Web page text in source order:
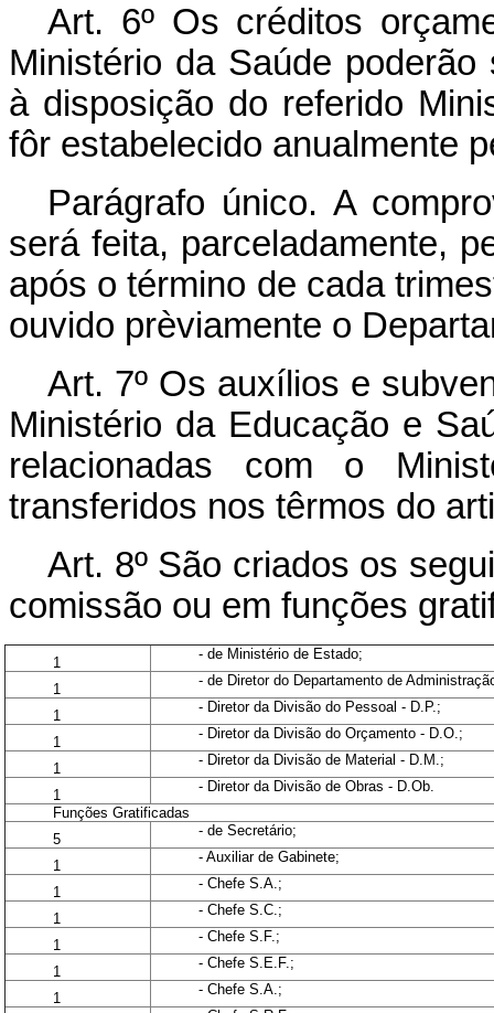
Art. 6º Os créditos
Ministério da Saúde
à disposição do referido
fôr estabelecido anualmente
Parágrafo único. A
será feita, parceladamente,
após o término de cada
ouvido prèviamente o
Art. 7º Os auxílios e
Ministério da Educação e
relacionadas com o
transferidos nos têrmos do
Art. 8º São criados os
comissão ou em funções
1
- de Ministério de Estado;
1
- de Diretor do Departamento de
1
- Diretor da Divisão do Pessoal - D.P.;
1
- Diretor da Divisão do Orçamento - D.O.;
1
- Diretor da Divisão de Material - D.M.;
1
- Diretor da Divisão de Obras - D.Ob.
Funções Gratificadas
5
- de Secretário;
1
- Auxiliar de Gabinete;
1
- Chefe S.A.;
1
- Chefe S.C.;
1
- Chefe S.F.;
1
- Chefe S.E.F.;
1
- Chefe S.A.;